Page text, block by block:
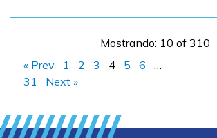
Mostrando: 10 of 310
« Prev
1 2 3 4 5 6
31
Next »